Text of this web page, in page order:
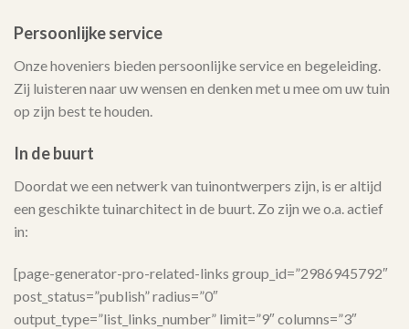
Persoonlijke service
Onze hoveniers bieden persoonlijke service en begeleiding.
Zij luisteren naar uw wensen en denken met u mee om uw tuin
op zijn best te houden.
In de buurt
Doordat we een netwerk van tuinontwerpers zijn, is er altijd
een geschikte tuinarchitect in de buurt. Zo zijn we o.a. actief
in:
[page-generator-pro-related-links group_id=”2986945792″
post_status=”publish” radius=”0″
output_type=”list_links_number” limit=”9″ columns=”3″